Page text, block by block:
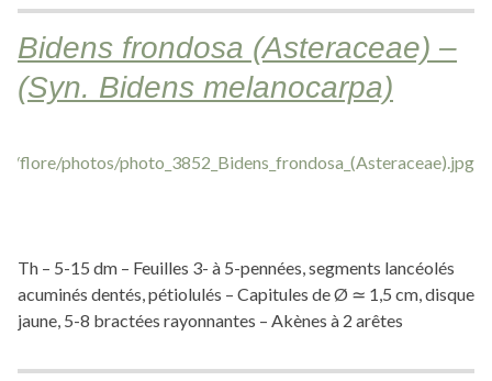
Bidens frondosa (Asteraceae) –
(Syn. Bidens melanocarpa)
Th – 5-15 dm – Feuilles 3- à 5-pennées, segments lancéolés
acuminés dentés, pétiolulés – Capitules de Ø ≃ 1,5 cm, disque
jaune, 5-8 bractées rayonnantes – Akènes à 2 arêtes